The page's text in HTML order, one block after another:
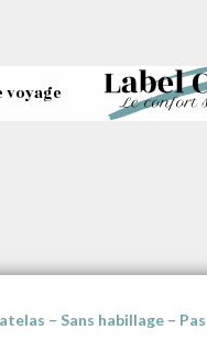
voyage
– Sans habillage –